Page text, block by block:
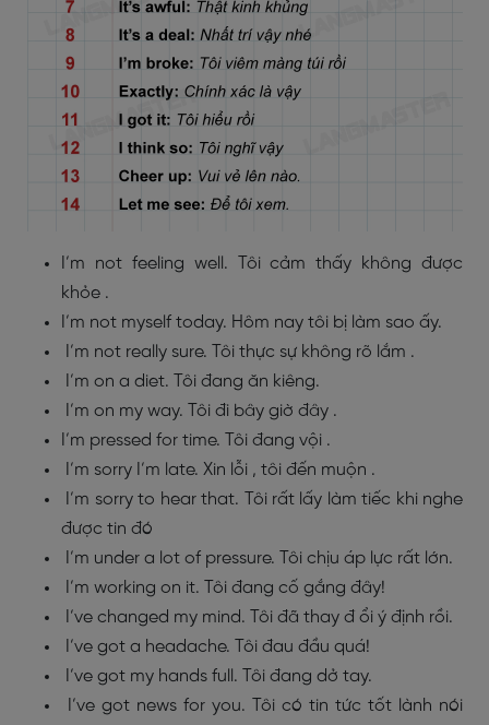
I’m not feeling well. Tôi cảm thấy không được
khỏe .
I’m not myself today. Hôm nay tôi bị làm sao ấy.
I’m not really sure. Tôi thực sự không rõ lắm .
I’m on a diet. Tôi đang ăn kiêng.
I’m on my way. Tôi đi bây giờ đây .
I’m pressed for time. Tôi đang vội .
I’m sorry I’m late. Xin lỗi , tôi đến muộn .
I’m sorry to hear that. Tôi rất lấy làm tiếc khi nghe
được tin đó
I’m under a lot of pressure. Tôi chịu áp lực rất lớn.
I’m working on it. Tôi đang cố gắng đây!
I’ve changed my mind. Tôi đã thay đ ổi ý định rồi.
I’ve got a headache. Tôi đau đầu quá!
I’ve got my hands full. Tôi đang dở tay.
I’ve got news for you. Tôi có tin tức tốt lành nói